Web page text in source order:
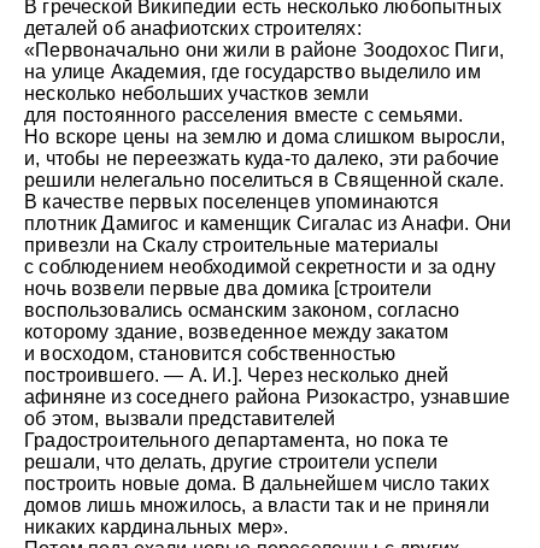
В греческой Википедии есть несколько любопытных
деталей об анафиотских строителях:
«Первоначально они жили в районе Зоодохос Пиги,
на улице Академия, где государство выделило им
несколько небольших участков земли
для постоянного расселения вместе с семьями.
Но вскоре цены на землю и дома слишком выросли,
и, чтобы не переезжать куда-то далеко, эти рабочие
решили нелегально поселиться в Священной скале.
В качестве первых поселенцев упоминаются
плотник Дамигос и каменщик Сигалас из Анафи. Они
привезли на Скалу строительные материалы
с соблюдением необходимой секретности и за одну
ночь возвели первые два домика [строители
воспользовались османским законом, согласно
которому здание, возведенное между закатом
и восходом, становится собственностью
построившего. — А. И.]. Через несколько дней
афиняне из соседнего района Ризокастро, узнавшие
об этом, вызвали представителей
Градостроительного департамента, но пока те
решали, что делать, другие строители успели
построить новые дома. В дальнейшем число таких
домов лишь множилось, а власти так и не приняли
никаких кардинальных мер».